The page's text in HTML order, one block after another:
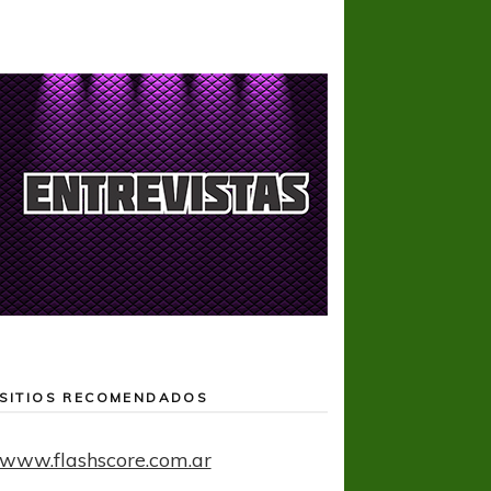
SITIOS RECOMENDADOS
www.flashscore.com.ar